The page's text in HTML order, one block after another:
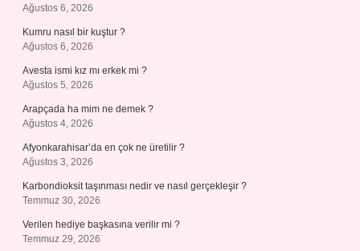
Ağustos 6, 2026
Kumru nasıl bir kuştur ?
Ağustos 6, 2026
Avesta ismi kız mı erkek mi ?
Ağustos 5, 2026
Arapçada ha mim ne demek ?
Ağustos 4, 2026
Afyonkarahisar’da en çok ne üretilir ?
Ağustos 3, 2026
Karbondioksit taşınması nedir ve nasıl gerçekleşir ?
Temmuz 30, 2026
Verilen hediye başkasına verilir mi ?
Temmuz 29, 2026